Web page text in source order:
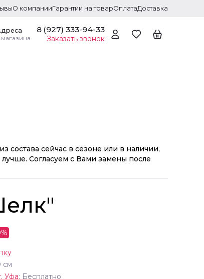
О компанииГарантии на товарОплатаДоставка
магазина
8 (927) 333-94-33
Заказать звонок
состава сейчас в сезоне или в наличии,
Согласуем с Вами замены после
%
см
Уфа: Бесплатно